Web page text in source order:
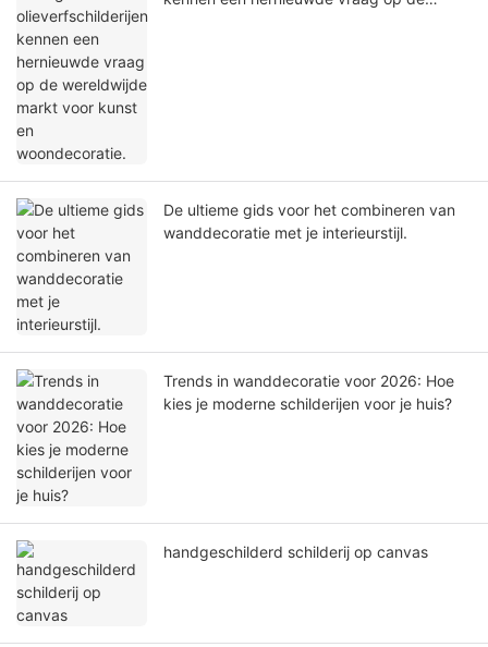
De ultieme gids voor het combineren van
wanddecoratie met je interieurstijl.
Trends in wanddecoratie voor 2026: Hoe
kies je moderne schilderijen voor je huis?
handgeschilderd schilderij op canvas